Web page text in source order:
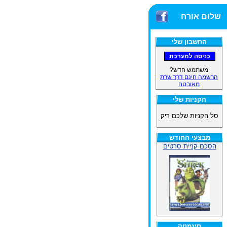
שלום אורח
החשבון שלי
משתמש חדש?
הרשמה חינם דרך שרת
מאובטח
הקניות שלי
סל הקניות שלכם ריק
מבצעי החודש
הסכם קניית סרטים